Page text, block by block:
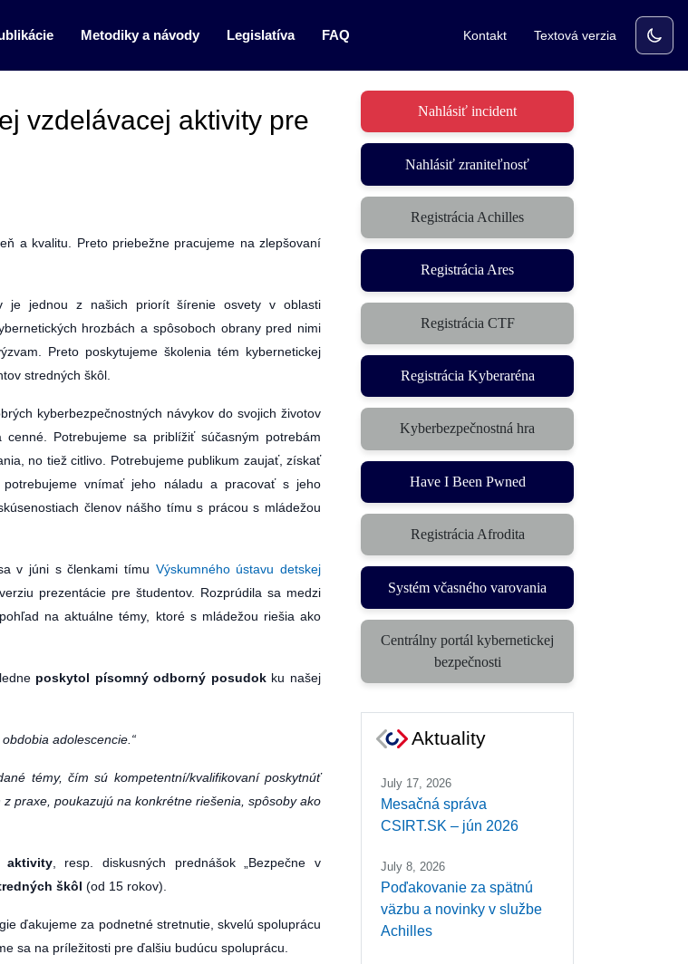
Metodiky a návody Legislatíva FAQ Kontakt Textová verzia
vzdelávacej aktivity pre
a kvalitu. Preto priebežne pracujeme na zlepšovaní
je jednou z našich priorít šírenie osvety v oblasti
hrozbách a spôsoboch obrany pred nimi
Preto poskytujeme školenia tém kybernetickej
stredných škôl.
kyberbezpečnostných návykov do svojich životov
Potrebujeme sa priblížiť súčasným potrebám
no tiež citlivo. Potrebujeme publikum zaujať, získať
vnímať jeho náladu a pracovať s jeho
členov nášho tímu s prácou s mládežou
v júni s členkami tímu Výskumného ústavu detskej
prezentácie pre študentov. Rozprúdila sa medzi
na aktuálne témy, ktoré s mládežou riešia ako
poskytol písomný odborný posudokku našej
adolescencie.“
témy, čím sú kompetentní/kvalifikovaní poskytnúť
praxe, poukazujú na konkrétne riešenia, spôsoby ako
aktivity, resp. diskusných prednášok „Bezpečne v
škôl (od 15 rokov).
ďakujeme za podnetné stretnutie, skvelú spoluprácu
sa na príležitosti pre ďalšiu budúcu spoluprácu.
Nahlásiť incident
Nahlásiť zraniteľnosť
Registrácia Achilles
Registrácia Ares
Registrácia CTF
(otvorí sa v novom okne)
Registrácia Kyberaréna
Kyberbezpečnostná hra
(otvorí sa v novom okne)
Have I Been Pwned
Registrácia Afrodita
Systém včasného varovania
(otvorí sa v novom okne)
Centrálny portál kybernetickej
bezpečnosti(otvorí sa v novom okne)
Aktuality
July 17, 2026
Mesačná správa
CSIRT.SK – jún 2026
July 8, 2026
Poďakovanie za spätnú
väzbu a novinky v službe
Achilles